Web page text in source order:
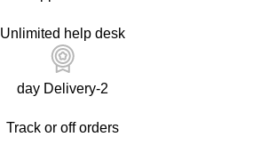
Unlimited help desk
2-day Delivery
Track or off orders